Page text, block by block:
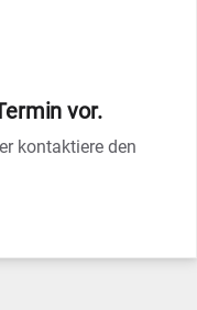
vor.
kontaktiere den